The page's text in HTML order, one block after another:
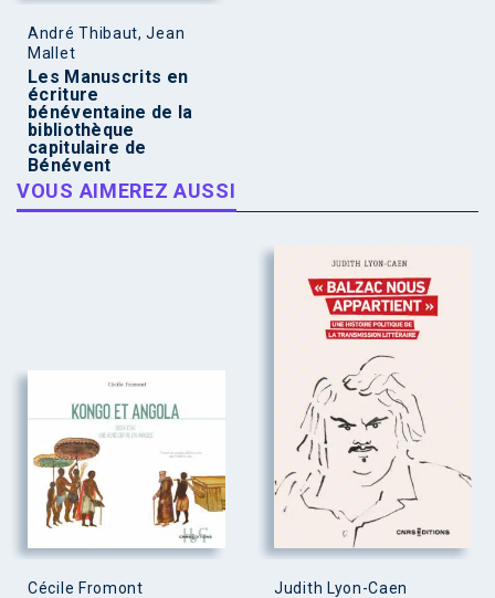
André Thibaut, Jean
Mallet
Les Manuscrits en
écriture
bénéventaine de la
bibliothèque
capitulaire de
Bénévent
VOUS AIMEREZ AUSSI
Cécile Fromont Judith Lyon-Caen